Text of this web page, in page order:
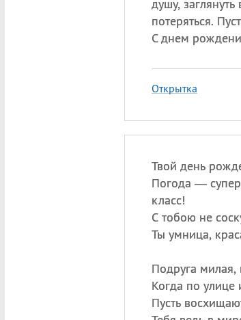
душу,
потеряться.
С днем
Открытка
Твой день
Погода —
класс!
С тобою не
Ты умница,
Подруга милая,
Когда по
Пусть